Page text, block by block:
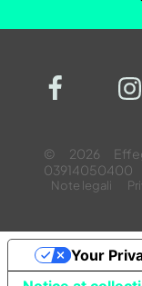
© 2026
03914050400
Note legali
Your